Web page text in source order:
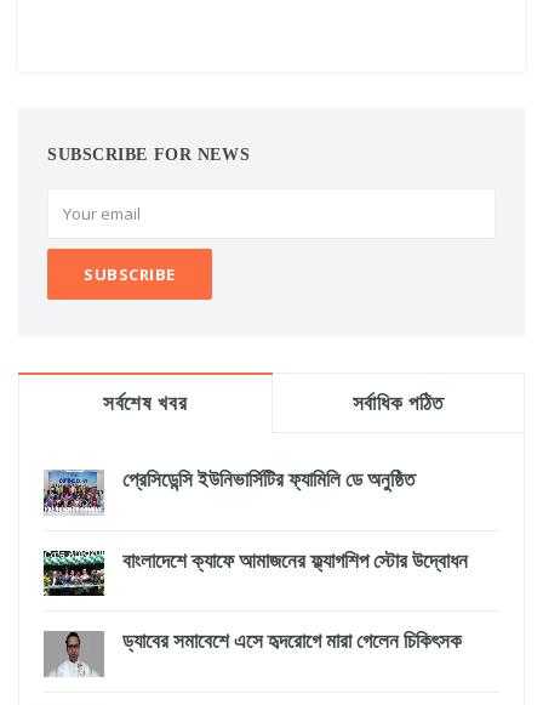
SUBSCRIBE FOR NEWS
সর্বশেষ খবর সর্বাধিক পঠিত
প্রেসিডেন্সি ইউনিভার্সিটির ফ্যামিলি ডে অনুষ্ঠিত
বাংলাদেশে ক্যাফে আমাজনের ফ্ল্যাগশিপ স্টোর উদ্বোধন
ড্যাবের সমাবেশে এসে হৃদরোগে মারা গেলেন চিকিৎসক